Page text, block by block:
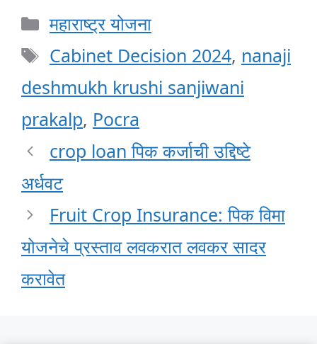
Categories
महाराष्ट्र योजना
Tags
Cabinet Decision 2024, nanaji
deshmukh krushi sanjiwani
prakalp, Pocra
crop loan पिक कर्जाची उद्दिष्टे
अर्धवट
Fruit Crop Insurance: पिक विमा
योजनेचे प्रस्ताव लवकरात लवकर सादर
करावेत